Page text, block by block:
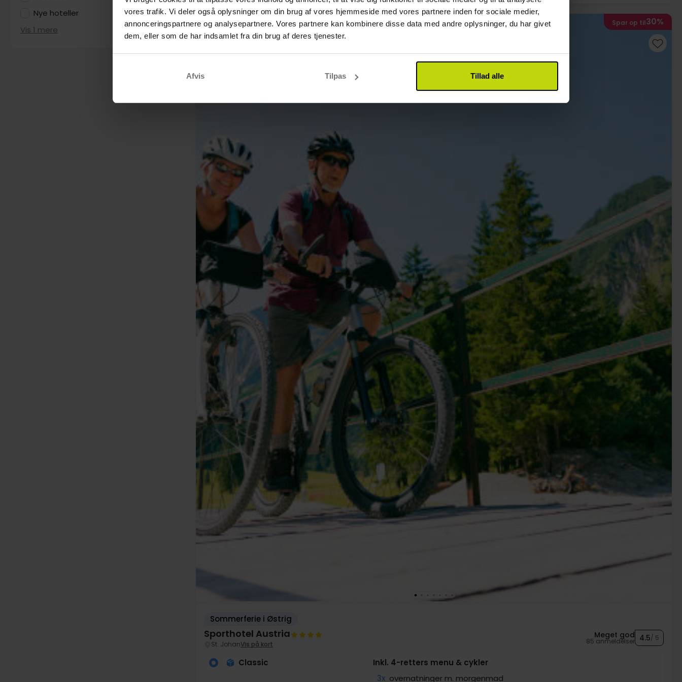
vores trafik. Vi deler også oplysninger om din brug af vores hjemmeside med vores partnere inden for sociale medier,
annonceringspartnere og analysepartnere. Vores partnere kan kombinere disse data med andre oplysninger, du har givet
dem, eller som de har indsamlet fra din brug af deres tjenester.
Afvis Tilpas Tillad alle
Nye hoteller 1
Vis 1 mere
Spar op til30%
Sommerferie i Østrig
Sporthotel Austria
St. JohanVis på kort
Meget god
85 anmeldelser 4.5/ 5
Classic
Inkl. 4-retters menu & cykler
3x overnatninger m. morgenmad